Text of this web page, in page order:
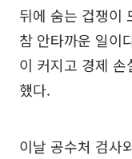
뒤에 숨는 겁쟁이
참 안타까운 일이
이 커지고 경제
했다.
이날 공수처 검사